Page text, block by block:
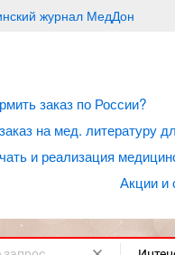
журнал МедДон
заказ по России?
на мед. литературу
и реализация
Акции и